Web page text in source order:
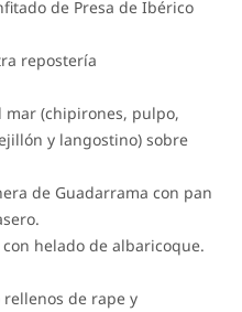
de Presa de Ibérico
repostería
mar (chipirones, pulpo,
y langostino) sobre
de Guadarrama con pan
helado de albaricoque.
de rape y